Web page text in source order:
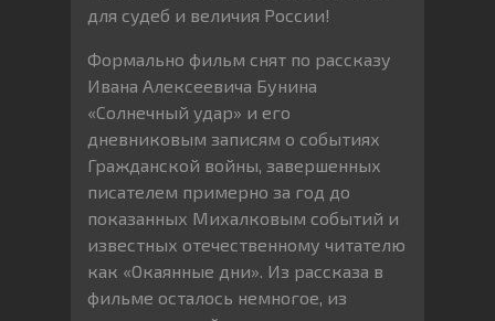
для судеб и величия России!
Формально фильм снят по рассказу
Ивана Алексеевича Бунина
«Солнечный удар» и его
дневниковым записям о событиях
Гражданской войны, завершенных
писателем примерно за год до
показанных Михалковым событий и
известных отечественному читателю
как «Окаянные дни». Из рассказа в
фильме осталось немногое, из